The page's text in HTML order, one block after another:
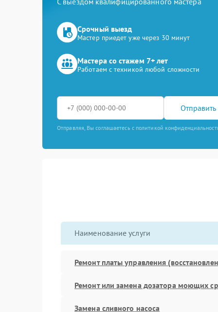
Срочный выезд
Мастер приедет уже через 30 минут
Мастера со стажем 7+ лет
Работаем с техникой любой сложности
Отправить
Отправляя, Вы соглашаетесь с политикой
Наименование услуги
Ремонт платы управления
Ремонт или замена дозатора моющих
Замена сливного насоса